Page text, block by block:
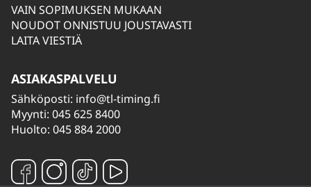
VAIN SOPIMUKSEN MUKAAN
NOUDOT ONNISTUU JOUSTAVASTI
LAITA VIESTIÄ
ASIAKASPALVELU
Sähköposti: info@tl-timing.fi
Myynti: 045 625 8400
Huolto: 045 884 2000